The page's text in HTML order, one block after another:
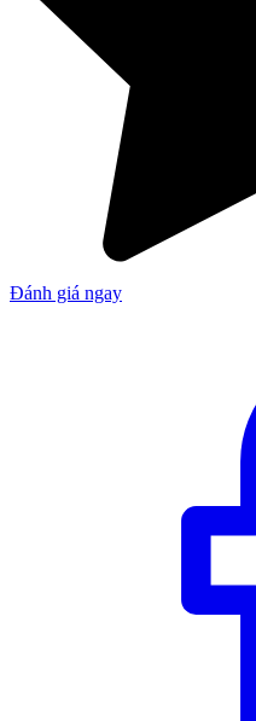
Đánh giá ngay